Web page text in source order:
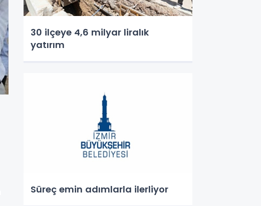
30 ilçeye 4,6 milyar liralık
yatırım
Süreç emin adımlarla ilerliyor